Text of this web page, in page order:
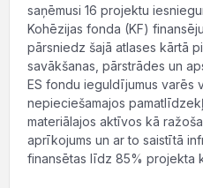
saņēmusi 16 projektu
Kohēzijas fonda (KF)
pārsniedz šajā atlases kārtā
savākšanas, pārstrādes un
ES fondu ieguldījumus varēs
nepieciešamajos
materiālajos aktīvos kā
aprīkojums un ar to saistītā
finansētas līdz 85% projekta